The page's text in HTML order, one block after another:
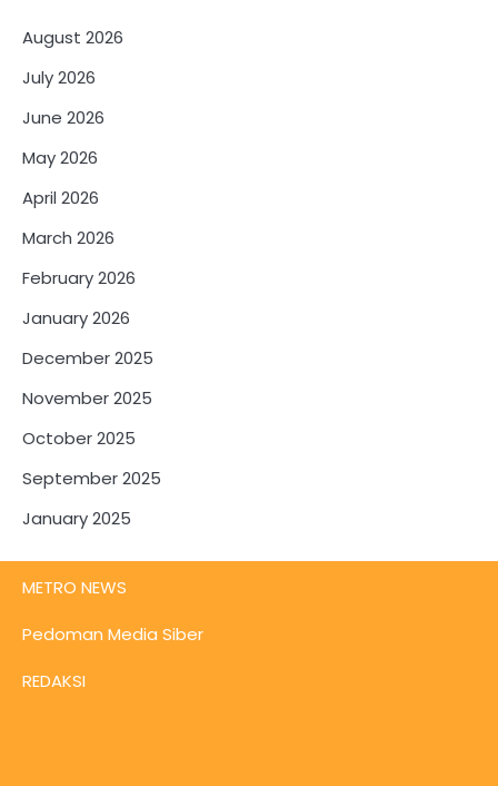
August 2026
July 2026
June 2026
May 2026
April 2026
March 2026
February 2026
January 2026
December 2025
November 2025
October 2025
September 2025
January 2025
METRO NEWS
Pedoman Media Siber
REDAKSI